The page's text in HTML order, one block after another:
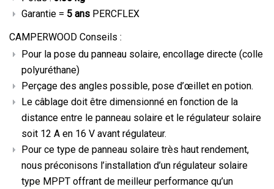
Garantie = 5 ans PERCFLEX
CAMPERWOOD Conseils :
Pour la pose du panneau solaire, encollage directe (colle
polyuréthane)
Perçage des angles possible, pose d’œillet en potion.
Le câblage doit être dimensionné en fonction de la
distance entre le panneau solaire et le régulateur solaire
soit 12 A en 16 V avant régulateur.
Pour ce type de panneau solaire très haut rendement,
nous préconisons l’installation d’un régulateur solaire
type MPPT offrant de meilleur performance qu’un